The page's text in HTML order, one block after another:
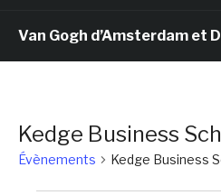
Van Gogh d’Amsterdam et
Kedge Business
Évènements Kedge Business